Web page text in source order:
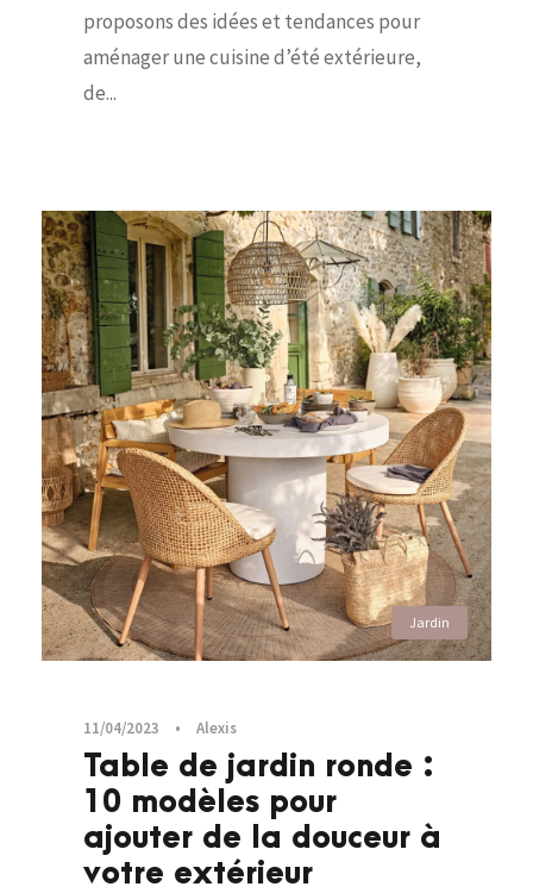
proposons des idées et tendances pour
aménager une cuisine d’été extérieure,
de...
Jardin
11/04/2023 • Alexis
Table de jardin ronde :
10 modèles pour
ajouter de la douceur à
votre extérieur